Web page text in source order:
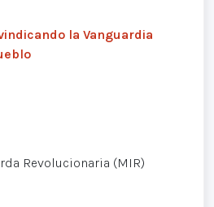
la Vanguardia
Revolucionaria (MIR)